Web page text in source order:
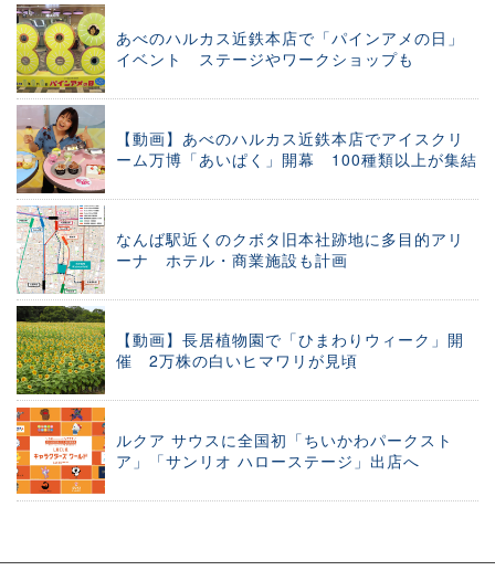
あべのハルカス近鉄本店で「パインアメの日」
イベント ステージやワークショップも
【動画】あべのハルカス近鉄本店でアイスクリ
ーム万博「あいぱく」開幕 100種類以上が集結
なんば駅近くのクボタ旧本社跡地に多目的アリ
ーナ ホテル・商業施設も計画
【動画】長居植物園で「ひまわりウィーク」開
催 2万株の白いヒマワリが見頃
ルクア サウスに全国初「ちいかわパークスト
ア」「サンリオ ハローステージ」出店へ